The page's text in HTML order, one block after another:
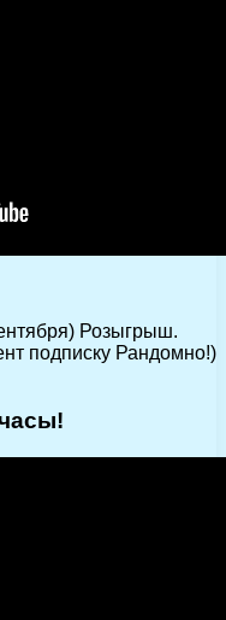
Розыгрыш.
подписку Рандомно!)